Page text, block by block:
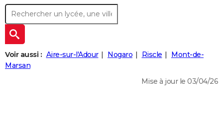
BRICOLAGE
Forum
Aménagement intérieur
Extérieur
Cuisine
Salle de bains
Jardinage
Rangement
+WEEK-END
Guides de France
Escapades
Patrimoine
Expositions
Musées
Week-end nature
+
LIFESTYLE
Art de vivre
Bien-être
Loisirs
Mode
Modes de vie
+SANTE
Voir aussi : Aire-sur-l'Adour Nogaro Riscle
Mont-de-
Marsan
Mise à jour le 03/04/26